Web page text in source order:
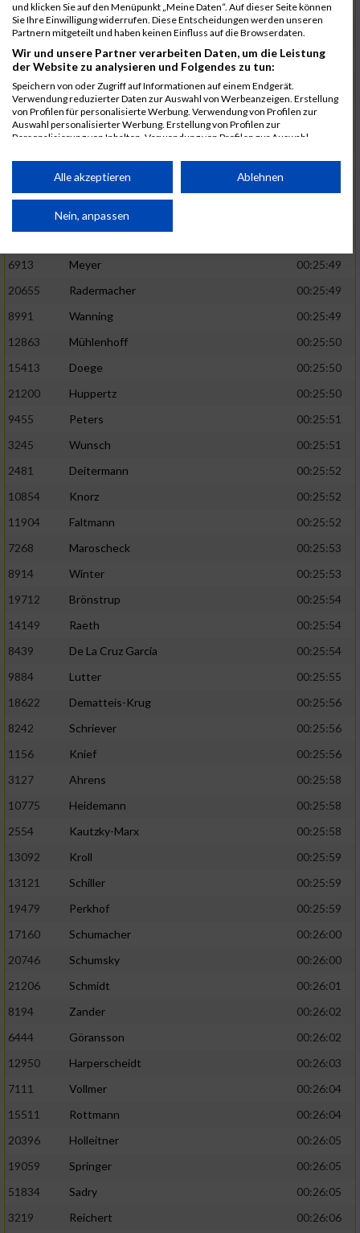
1582 Funken
00:25:42
12220
Cosma
00:25:43
9678
Exner
00:25:43
11817
Schmaul-Klaibee
6812
Koch
00:25:47
9610
Linß
00:25:47
706
Wehmeier
00:25:48
Küpper
Inhoff
6913
Meyer
00:25:49
20655
Radermacher
00:25:49
8991
Wanning
00:25:49
12863
Mühlenhoff
00:25:50
15413
Doege
00:25:50
21200
Huppertz
00:25:50
9455
Peters
00:25:51
3245
Wunsch
00:25:51
2481
Deitermann
00:25:52
10854
Knorz
00:25:52
11904
Faltmann
00:25:52
7268
Maroscheck
00:25:53
8914
Winter
00:25:53
19712
Brönstrup
00:25:54
14149
Raeth
00:25:54
8439
De La Cruz Garcia
00:25:54
9884
Lutter
00:25:55
18622
Dematteis-Krug
00:25:56
8242
Schriever
00:25:56
1156
Knief
00:25:56
3127
Ahrens
00:25:58
10775
Heidemann
00:25:58
2554
Kautzky-Marx
00:25:58
13092
Kroll
00:25:59
13121
Schiller
00:25:59
19479
Perkhof
00:25:59
17160
Schumacher
00:26:00
20746
Schumsky
00:26:00
21206
Schmidt
00:26:01
8194
Zander
00:26:02
6444
Göransson
00:26:02
12950
Harperscheidt
00:26:03
7111
Vollmer
00:26:04
15511
Rottmann
00:26:04
20396
Holleitner
00:26:05
19059
Springer
00:26:05
51834
Sadry
00:26:05
3219
Reichert
00:26:06
und klicken Sie auf den Menüpunkt „Meine Daten“. Auf dieser Seite können
Sie Ihre Einwilligung widerrufen. Diese Entscheidungen werden unseren
Partnern mitgeteilt und haben keinen Einfluss auf die Browserdaten.
Wir und unsere Partner verarbeiten Daten, um die Leistung
der Website zu analysieren und Folgendes zu tun:
Speichern von oder Zugriff auf Informationen auf einem Endgerät.
Verwendung reduzierter Daten zur Auswahl von Werbeanzeigen. Erstellung
von Profilen für personalisierte Werbung. Verwendung von Profilen zur
Auswahl personalisierter Werbung. Erstellung von Profilen zur
Personalisierung von Inhalten. Verwendung von Profilen zur Auswahl
Performance von Inhalten. Analyse von Zielgruppen durch Statistiken oder
Kombinationen von Daten aus verschiedenen Quellen. Entwicklung und
von Inhalten.
Daten können außerhalb der Europäischen Union weitergegeben und in die
Website/App.
Partnerliste anzeigen (1 IAB-Anbieter)
Wir nutzen Ihre Daten für folgende Zwecke:
Speichern von oder Zugriff auf Informationen
auf einem Endgerät
von Werbeanzeigen
Werbung
personalisierter Werbung
von Inhalten
personalisierter Inhalte
Analyse von Zielgruppen durch Statistiken
verschiedenen Quellen
Verwendung reduzierter Daten zur Auswahl
IAB-Besonderheiten:
Verwendung genauer Standortdaten
Informationen identifizieren
Alle akzeptieren Ablehnen
Nein, anpassen